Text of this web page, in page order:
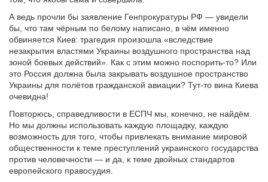
А ведь прочли бы заявление Генпрокуратуры РФ — увидели
бы, что там чёрным по белому написано, в чём именно
обвиняется Киев: трагедия произошла «вследствие
незакрытия властями Украины воздушного пространства над
зоной боевых действий». Как с этим можно поспорить-то? Или
это Россия должна была закрывать воздушное пространство
Украины для полётов гражданской авиации? Тут-то вина Киева
очевидна!
Повторюсь, справедливости в ЕСПЧ мы, конечно, не найдём.
Но мы должны использовать каждую площадку, каждую
возможность для того, чтобы привлекать внимание мировой
общественности к теме преступлений украинского государства
против человечности — и да, к теме двойных стандартов
европейского правосудия.